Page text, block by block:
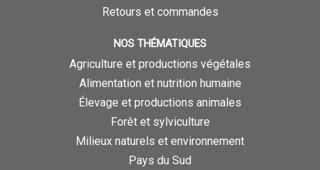
Retours et commandes
NOS THÉMATIQUES
Agriculture et productions végétales
Alimentation et nutrition humaine
Élevage et productions animales
Forêt et sylviculture
Milieux naturels et environnement
Pays du Sud